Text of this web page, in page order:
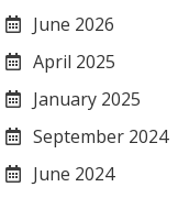
June 2026
April 2025
January 2025
September 2024
June 2024